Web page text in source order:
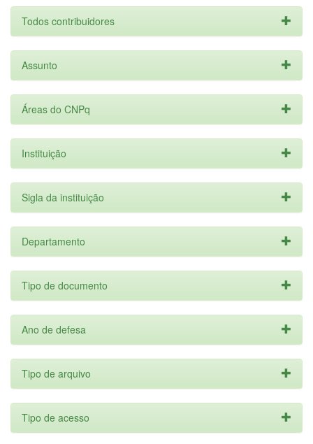
Todos contribuidores
Assunto
Áreas do CNPq
Instituição
Sigla da instituição
Departamento
Tipo de documento
Ano de defesa
Tipo de arquivo
Tipo de acesso